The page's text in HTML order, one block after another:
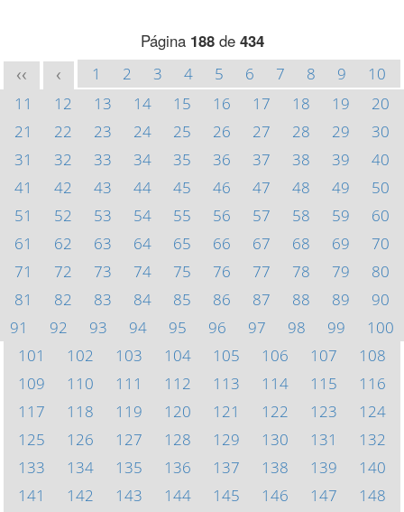
Página 188de 434
<< < 1 2 3 4 5 6 7 8 9
10
11
12 13 14 15 16 17 18 19
20
21
22 23 24 25 26 27 28 29
30
31
32 33 34 35 36 37 38 39
40
41
42 43 44 45 46 47 48 49
50
51
52 53 54 55 56 57 58 59
60
61
62 63 64 65 66 67 68 69
70
71
72 73 74 75 76 77 78 79
80
81
82 83 84 85 86 87 88 89
90
91
92 93 94 95 96 97 98 99
100
101
102 103 104 105 106 107
108
109
110 111 112 113 114 115
116
117
118 119 120 121 122 123
124
125
126 127 128 129 130 131
132
133
134 135 136 137 138 139
140
141
142 143 144 145 146 147
148